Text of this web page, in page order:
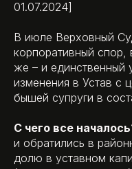
01.07.2024]
В июле Верховный
корпоративный
же – и единственный
изменения в Устав с
бышей супруги в
С чего все
и обратились в
долю в уставном